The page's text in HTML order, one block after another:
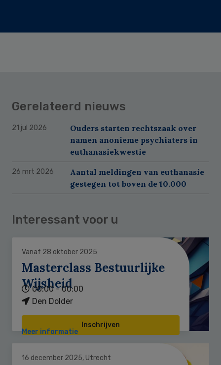
Gerelateerd nieuws
21 jul 2026
Ouders starten rechtszaak over
namen anonieme psychiaters in
euthanasiekwestie
26 mrt 2026
Aantal meldingen van euthanasie
gestegen tot boven de 10.000
Interessant voor u
Vanaf 28 oktober 2025
Masterclass Bestuurlijke
Wijsheid
00:00 - 00:00
Den Dolder
Inschrijven
Meer informatie
16 december 2025, Utrecht